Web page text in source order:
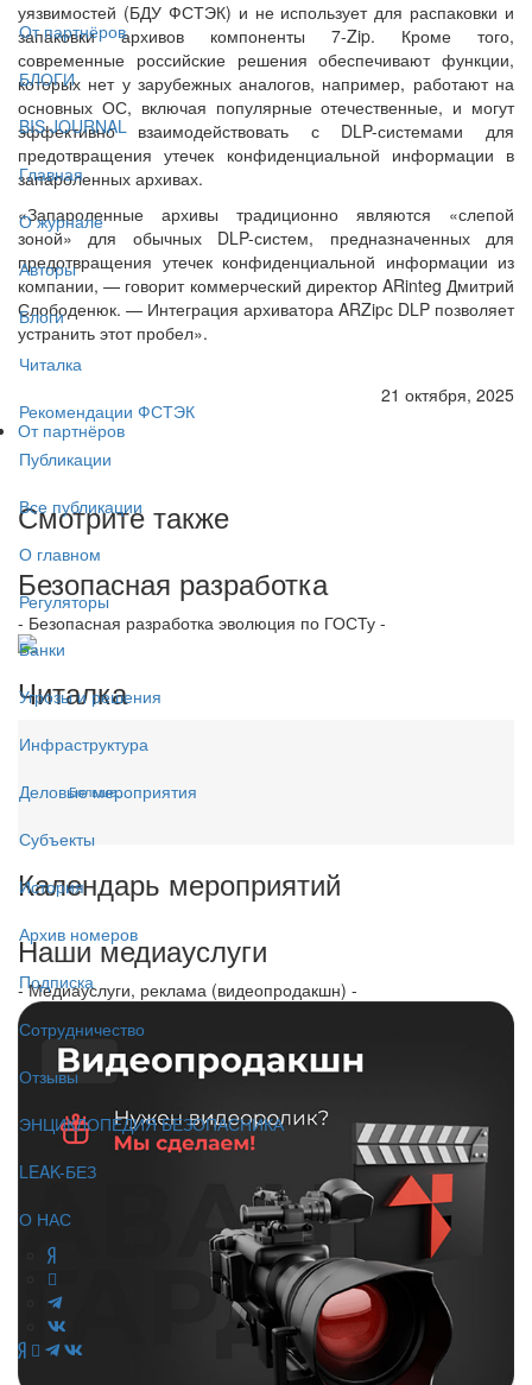
От партнёров
БЛОГИ
BIS JOURNAL
Главная
О журнале
Авторы
Блоги
Читалка
Рекомендации ФСТЭК
Публикации
Все публикации
О главном
Регуляторы
Банки
Угрозы и решения
Инфраструктура
Деловые мероприятия
Субъекты
История
Архив номеров
Подписка
Сотрудничество
Отзывы
ЭНЦИКЛОПЕДИЯ БЕЗОПАСНИКА
LEAK-БЕЗ
О НАС
уязвимостей (БДУ ФСТЭК) и не использует для распаковки и
запаковки архивов компоненты 7-Zip. Кроме того,
современные российские решения обеспечивают функции,
которых нет у зарубежных аналогов, например, работают на
основных ОС, включая популярные отечественные, и могут
эффективно взаимодействовать с DLP-системами для
предотвращения утечек конфиденциальной информации в
запароленных архивах.
«Запароленные архивы традиционно являются «слепой
зоной» для обычных DLP-систем, предназначенных для
предотвращения утечек конфиденциальной информации из
компании, — говорит коммерческий директор ARinteg Дмитрий
Слободенюк. — Интеграция архиватора ARZipс DLP позволяет
устранить этот пробел».
21 октября, 2025
От партнёров
Смотрите также
Безопасная разработка
- Безопасная разработка эволюция по ГОСТу -
Читалка
Больше...
Календарь мероприятий
Наши медиауслуги
- Медиауслуги, реклама (видеопродакшн) -